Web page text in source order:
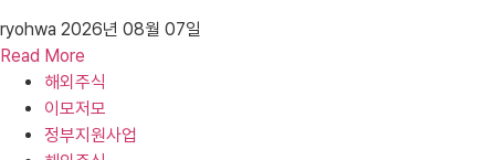
ryohwa 2026년 08월 07일
Read More
해외주식
이모저모
정부지원사업